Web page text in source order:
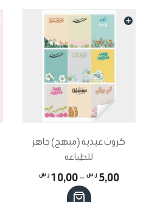
كروت عيدية (مبهج) جاهز
للطباعة
5,00 ر.س –
10,00 ر.سنطاق
هناك